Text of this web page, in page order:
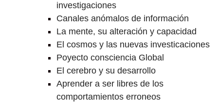
investigaciones
Canales anómalos de información
La mente, su alteración y capacidad
El cosmos y las nuevas investicaciones
Poyecto consciencia Global
El cerebro y su desarrollo
Aprender a ser libres de los
comportamientos erroneos